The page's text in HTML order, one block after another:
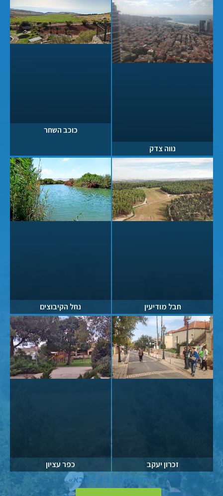
נווה צדק
כוכב השחר
חבל מודיעין נחל הקיבוצים
זכרון יעקב כפר עציון
« הקודם 1
2
3
4
5 הבא»